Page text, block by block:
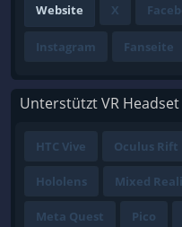
Website X
Instagram Fanseite
Unterstützt VR Headset
HTC Vive Oculus Rift
Hololens Mixed
Meta Quest Pico